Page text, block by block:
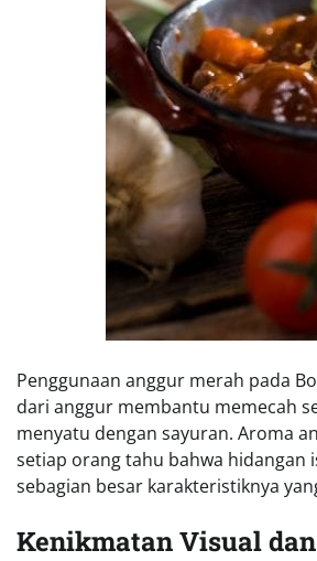
Penggunaan anggur merah pada
dari anggur membantu memecah
menyatu dengan sayuran. Aroma
setiap orang tahu bahwa hidangan
sebagian besar karakteristiknya
Kenikmatan Visual